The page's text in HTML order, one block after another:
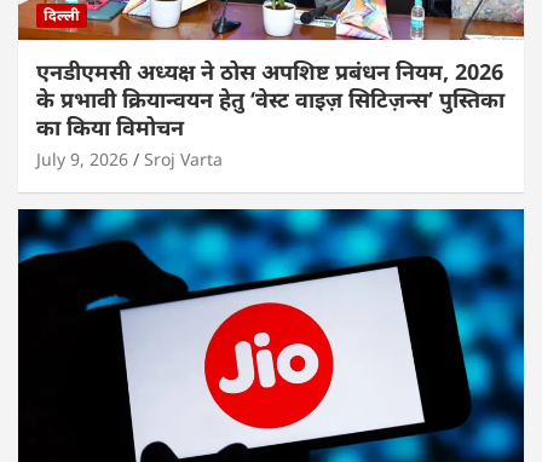
दिल्ली
एनडीएमसी अध्यक्ष ने ठोस अपशिष्ट प्रबंधन नियम, 2026
के प्रभावी क्रियान्वयन हेतु ‘वेस्ट वाइज़ सिटिज़न्स’ पुस्तिका
का किया विमोचन
July 9, 2026 Sroj Varta